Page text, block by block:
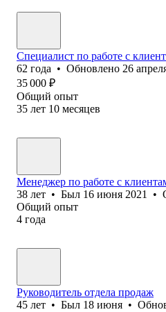
Специалист по работе с
62 года • Обновлено 26
35 000 ₽
Общий опыт
35 лет 10 месяцев
Менеджер по работе с
38 лет • Был 16 июня 2021 •
Общий опыт
4 года
Руководитель отдела продаж
45 лет • Был 18 июня •